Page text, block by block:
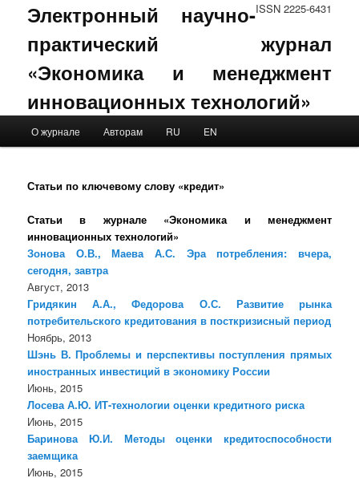
ISSN 2225-6431
Электронный научно-
практический журнал
«Экономика и менеджмент
инновационных технологий»
Skip to primary content
Skip to secondary content
О журнале Авторам RU EN
Статьи по ключевому слову «кредит»
Статьи в журнале «Экономика и менеджмент
инновационных технологий»
Зонова О.В., Маева А.С. Эра потребления: вчера,
сегодня, завтра
Август, 2013
Гридякин А.А., Федорова О.С. Развитие рынка
потребительского кредитования в посткризисный период
Ноябрь, 2013
Шэнь В. Проблемы и перспективы поступления прямых
иностранных инвестиций в экономику России
Июнь, 2015
Лосева А.Ю. ИТ-технологии оценки кредитного риска
Июнь, 2015
Баринова Ю.И. Методы оценки кредитоспособности
заемщика
Июнь, 2015